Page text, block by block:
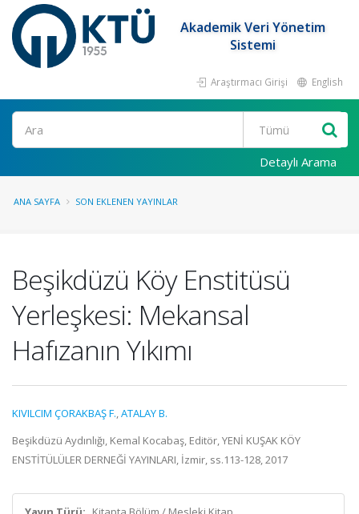
Akademik Veri Yönetim
Sistemi
Araştırmacı Girişi English
Ara
Detaylı Arama
ANA SAYFA SON EKLENEN YAYINLAR
Beşikdüzü Köy Enstitüsü
Yerleşkesi: Mekansal
Hafızanın Yıkımı
KIVILCIM ÇORAKBAŞ F.,ATALAY B.
Beşikdüzü Aydınlığı, Kemal Kocabaş, Editör, YENİ KUŞAK KÖY
ENSTİTÜLÜLER DERNEĞİ YAYINLARI, İzmir, ss.113-128, 2017